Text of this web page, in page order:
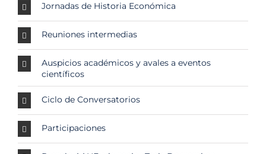
Jornadas de Historia Económica
Reuniones intermedias
Auspicios académicos y avales a eventos
científicos
Ciclo de Conversatorios
Participaciones